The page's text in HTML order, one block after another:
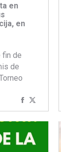
en
en
fin de
de
Compartir
con
Facebook
con
Twitter